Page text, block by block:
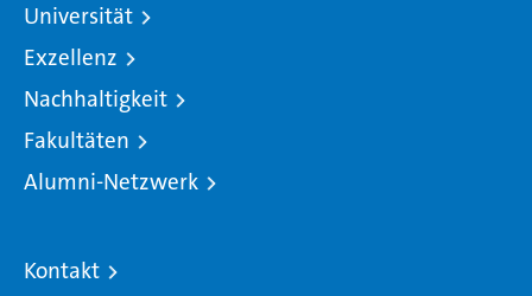
Universität
Exzellenz
Nachhaltigkeit
Fakultäten
Alumni-Netzwerk
Kontakt